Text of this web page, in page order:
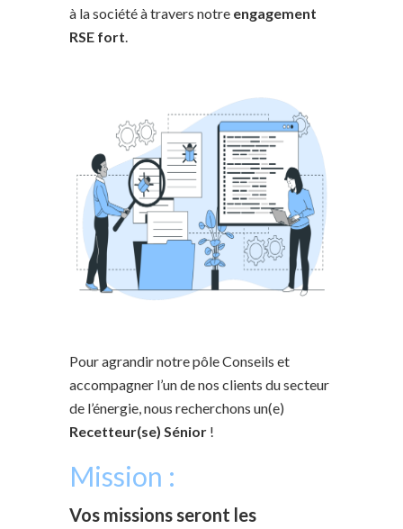
à la société à travers notre engagement
RSE fort.
Pour agrandir notre pôle Conseils et
accompagner l’un de nos clients du secteur
de l’énergie, nous recherchons un(e)
Recetteur(se) Sénior !
Mission :
Vos missions seront les